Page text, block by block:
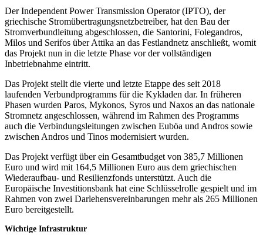
Der Independent Power Transmission Operator (IPTO), der
griechische Stromübertragungsnetzbetreiber, hat den Bau der
Stromverbundleitung abgeschlossen, die Santorini, Folegandros,
Milos und Serifos über Attika an das Festlandnetz anschließt, womit
das Projekt nun in die letzte Phase vor der vollständigen
Inbetriebnahme eintritt.
Das Projekt stellt die vierte und letzte Etappe des seit 2018
laufenden Verbundprogramms für die Kykladen dar. In früheren
Phasen wurden Paros, Mykonos, Syros und Naxos an das nationale
Stromnetz angeschlossen, während im Rahmen des Programms
auch die Verbindungsleitungen zwischen Euböa und Andros sowie
zwischen Andros und Tinos modernisiert wurden.
Das Projekt verfügt über ein Gesamtbudget von 385,7 Millionen
Euro und wird mit 164,5 Millionen Euro aus dem griechischen
Wiederaufbau- und Resilienzfonds unterstützt. Auch die
Europäische Investitionsbank hat eine Schlüsselrolle gespielt und im
Rahmen von zwei Darlehensvereinbarungen mehr als 265 Millionen
Euro bereitgestellt.
Wichtige Infrastruktur